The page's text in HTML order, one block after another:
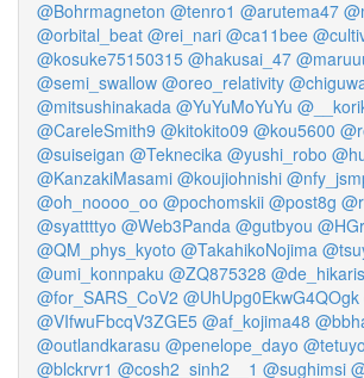
@Bohrmagneton @tenro1 @arutema47
@orbital_beat @rei_nari @ca11bee
@kosuke75150315 @hakusai_47
@semi_swallow @oreo_relativity
@mitsushinakada @YuYuMoYuYu
@CareleSmith9 @kitokito09 @kou5600
@suiseigan @Teknecika @yushi_robo
@KanzakiMasami @koujiohnishi
@oh_noooo_oo @pochomskii @post8g
@syattttyo @Web3Panda @gutbyou
@QM_phys_kyoto @TakahikoNojima
@umi_konnpaku @ZQ875328
@for_SARS_CoV2 @UhUpg0EkwG4QOgk
@VIfwuFbcqV3ZGE5 @af_kojima48
@outlandkarasu @penelope_dayo
@blckrvr1 @cosh2_sinh2__1 @sughimsi